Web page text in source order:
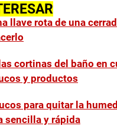
llave rota de una
cortinas del baño en
y productos
para quitar la
sencilla y rápida